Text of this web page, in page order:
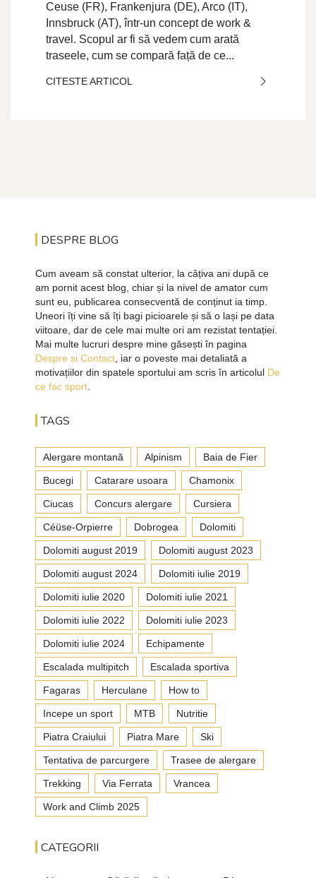
Ceuse (FR), Frankenjura (DE), Arco (IT),
Innsbruck (AT), într-un concept de work &
travel. Scopul ar fi să vedem cum arată
traseele, cum se compară față de ce...
CITESTE ARTICOL
DESPRE BLOG
Cum aveam să constat ulterior, la câțiva ani după ce
am pornit acest blog, chiar și la nivel de amator cum
sunt eu, publicarea consecventă de conținut ia timp.
Uneori îți vine să îți bagi picioarele și să o lași pe data
viitoare, dar de cele mai multe ori am rezistat tentației.
Mai multe lucruri despre mine găsești în pagina
Despre si Contact , iar o poveste mai detaliată a
motivațiilor din spatele sportului am scris în articolul De
ce fac sport
TAGS
Alergare montană Alpinism Baia de Fier
Bucegi Catarare usoara Chamonix
Ciucas Concurs alergare Cursiera
Céüse-Orpierre Dobrogea Dolomiti
Dolomiti august 2019 Dolomiti august 2023
Dolomiti august 2024 Dolomiti iulie 2019
Dolomiti iulie 2020 Dolomiti iulie 2021
Dolomiti iulie 2022 Dolomiti iulie 2023
Dolomiti iulie 2024 Echipamente
Escalada multipitch Escalada sportiva
Fagaras Herculane How to
Incepe un sport MTB Nutritie
Piatra Craiului Piatra Mare Ski
Tentativa de parcurgere Trasee de alergare
Trekking Via Ferrata Vrancea
Work and Climb 2025
CATEGORII